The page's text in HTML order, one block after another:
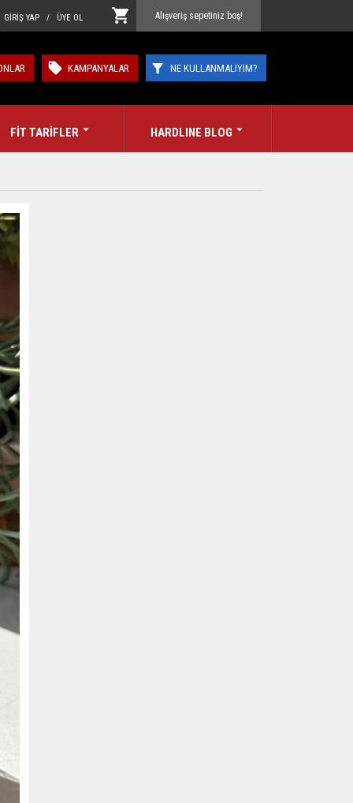
Alışveriş sepetiniz boş!
YAP / ÜYE OL
NE KULLANMALIYIM?
KAMPANYALAR
FİT TARİFLER HARDLINE BLOG